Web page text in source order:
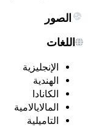
الصور
اللغات
الإنجليزية
الهندية
الكانادا
المالايالامية
التاميلية